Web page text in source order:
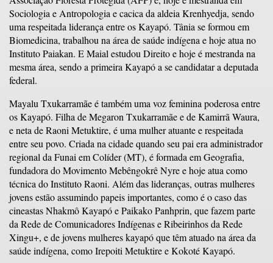
Sociologia e Antropologia e cacica da aldeia Krenhyedja, sendo
uma respeitada liderança entre os Kayapó. Tânia se formou em
Biomedicina, trabalhou na área de saúde indígena e hoje atua no
Instituto Paiakan. E Maial estudou Direito e hoje é mestranda na
mesma área, sendo a primeira Kayapó a se candidatar a deputada
federal.
Mayalu Txukarramãe é também uma voz feminina poderosa entre
os Kayapó. Filha de Megaron Txukarramãe e de Kamirrã Waura,
e neta de Raoni Metuktire, é uma mulher atuante e respeitada
entre seu povo. Criada na cidade quando seu pai era administrador
regional da Funai em Colíder (MT), é formada em Geografia,
fundadora do Movimento Mebêngokrê Nyre e hoje atua como
técnica do Instituto Raoni. Além das lideranças, outras mulheres
jovens estão assumindo papeis importantes, como é o caso das
cineastas Nhakmô Kayapó e Paikako Panhprin, que fazem parte
da Rede de Comunicadores Indígenas e Ribeirinhos da Rede
Xingu+, e de jovens mulheres kayapó que têm atuado na área da
saúde indígena, como Irepoiti Metuktire e Kokoté Kayapó.